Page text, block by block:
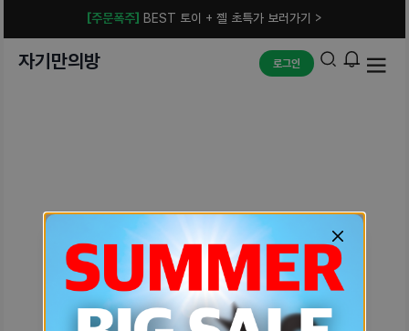
[주문폭주] BEST 토이 + 젤 초특가 보러가기 >
자기만의방 로그인
예상치 못한 에러입니다.